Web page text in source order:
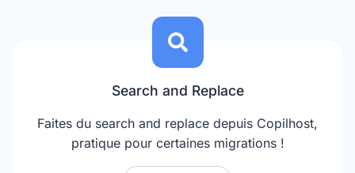
Search and Replace
Faites du search and replace depuis Copilhost,
pratique pour certaines migrations !